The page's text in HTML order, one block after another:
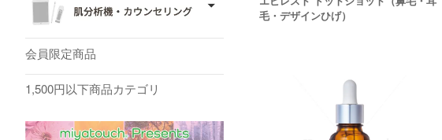
毛・デザインひげ）
会員限定商品
1,500円以下商品カテゴリ